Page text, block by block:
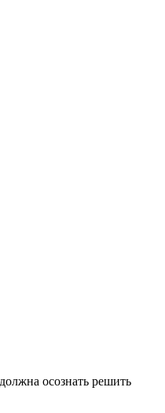
осознать решить